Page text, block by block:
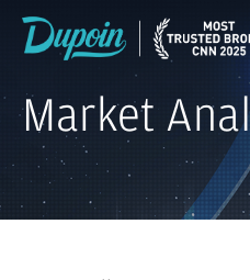
Market